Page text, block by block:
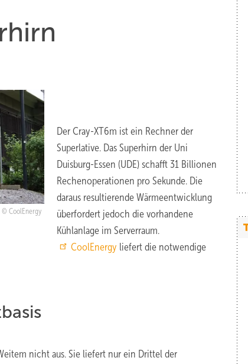
CoolEnergy
Der Cray-XT6m ist ein Rechner der
Superlative. Das Superhirn der Uni
Duisburg-Essen (UDE) schafft 31 Billionen
Rechenoperationen pro Sekunde. Die
daraus resultierende Wärmeentwicklung
überfordert jedoch die vorhandene
Kühlanlage im Serverraum.
CoolEnergy liefert die notwendige
nicht aus. Sie liefert nur ein Drittel der